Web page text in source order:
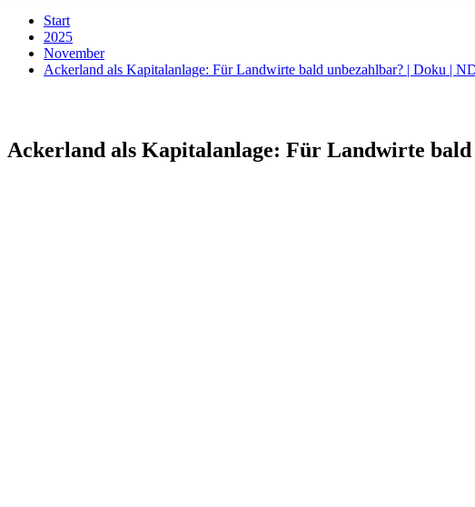
Start
2025
November
Ackerland als Kapitalanlage: Für Landwirte bald unbezahlbar? | Doku |
Ackerland als Kapitalanlage: Für Landwirte